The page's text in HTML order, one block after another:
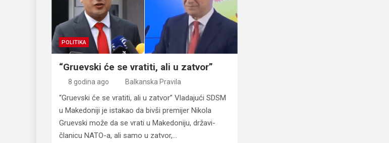
POLITIKA
“Gruevski će se vratiti, ali u zatvor”
8 godina ago Balkanska Pravila
“Gruevski će se vratiti, ali u zatvor” Vladajući SDSM
u Makedoniji je istakao da bivši premijer Nikola
Gruevski može da se vrati u Makedoniju, državi-
članicu NATO-a, ali samo u zatvor,…